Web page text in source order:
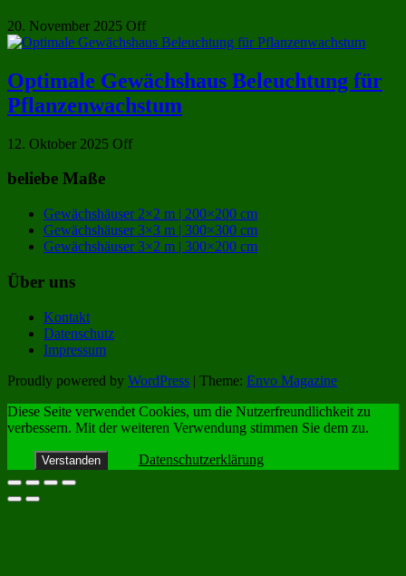
20. November 2025 Off
Optimale Gewächshaus Beleuchtung für
Pflanzenwachstum
12. Oktober 2025 Off
beliebe Maße
Gewächshäuser 2×2 m | 200×200 cm
Gewächshäuser 3×3 m | 300×300 cm
Gewächshäuser 3×2 m | 300×200 cm
Über uns
Kontakt
Datenschutz
Impressum
Proudly powered by WordPress | Theme: Envo Magazine
Diese Seite verwendet Cookies, um die Nutzerfreundlichkeit zu
verbessern. Mit der weiteren Verwendung stimmen Sie dem zu.
Verstanden Datenschutzerklärung